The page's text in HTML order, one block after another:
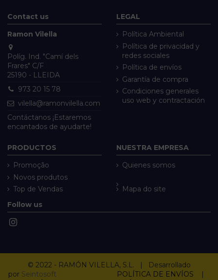
Contact us
Ramon Vilella
Políg. Ind. "Camí dels
Frares" C/F
25190 - LLEIDA
973 20 15 78
vilella@ramonvilella.com
Contáctanos ¡Estaremos
encantados de ayudarte!
LEGAL
Política Ambiental
Política de privacidad y
redes sociales
Política de envíos
Garantía de compra
Condiciones generales
uso web y contractación
PRODUCTOS
Promoção
Novos produtos
Top de Vendas
NUESTRA EMPRESA
Quienes somos
Mapa do site
Follow us
© 2022 - RAMÓN VILELLA, S.L. | Desarrollado
por Seintosoft POLÍTICA DE ENVÍOS
|